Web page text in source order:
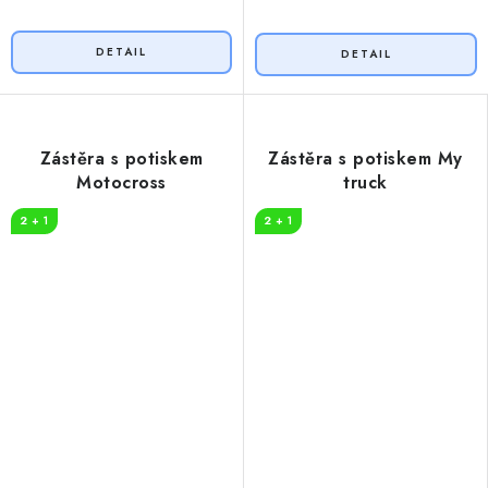
Zástěra s potiskem
Motocross
2 + 1
Zástěra s potiskem My
truck
2 + 1